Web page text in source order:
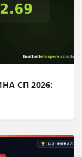
СП 2026: